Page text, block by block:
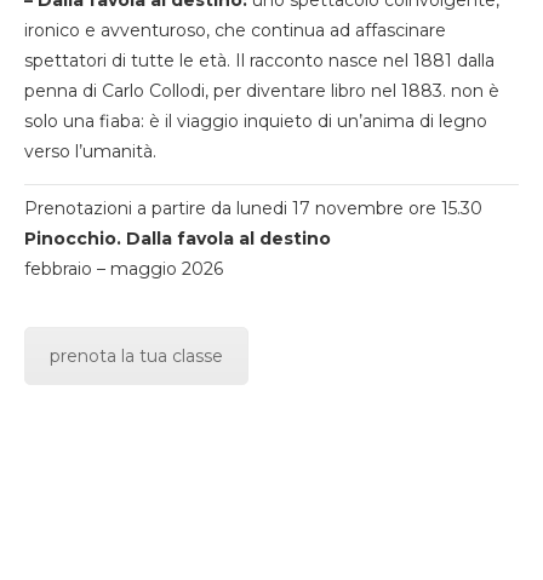
ironico e avventuroso, che continua ad affascinare
spettatori di tutte le età. Il racconto nasce nel 1881 dalla
penna di Carlo Collodi, per diventare libro nel 1883. non è
solo una fiaba: è il viaggio inquieto di un’anima di legno
verso l’umanità.
Prenotazioni a partire da lunedi 17 novembre ore 15.30
Pinocchio. Dalla favola al destino
febbraio – maggio 2026
prenota la tua classe